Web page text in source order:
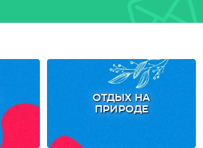
ОТДЫХ НА
ПРИРОДЕ